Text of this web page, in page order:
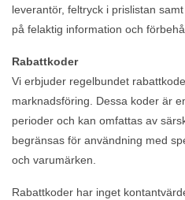
leverantör, feltryck i prislistan
på felaktig information och
Rabattkoder
Vi erbjuder regelbundet
marknadsföring. Dessa koder är
perioder och kan omfattas av
begränsas för användning med
och varumärken.
Rabattkoder har inget